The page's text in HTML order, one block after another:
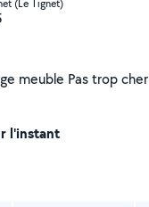
(Le Tignet)
Cherche montage meuble Pas trop cher
l'instant